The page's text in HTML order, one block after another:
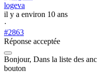
logeva
il y a environ 10 ans
·
#2863
Réponse acceptée
Bonjour, Dans la liste des
bouton